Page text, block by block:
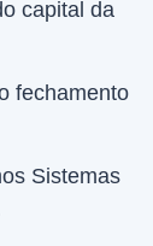
capital da
fechamento
Sistemas